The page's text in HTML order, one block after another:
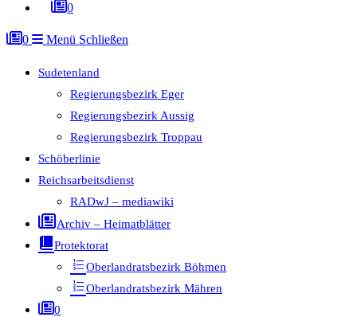
0
0 Menü Schließen
Sudetenland
Regierungsbezirk Eger
Regierungsbezirk Aussig
Regierungsbezirk Troppau
Schöberlinie
Reichsarbeitsdienst
RADwJ – mediawiki
Archiv – Heimatblätter
Protektorat
Oberlandratsbezirk Böhmen
Oberlandratsbezirk Mähren
0